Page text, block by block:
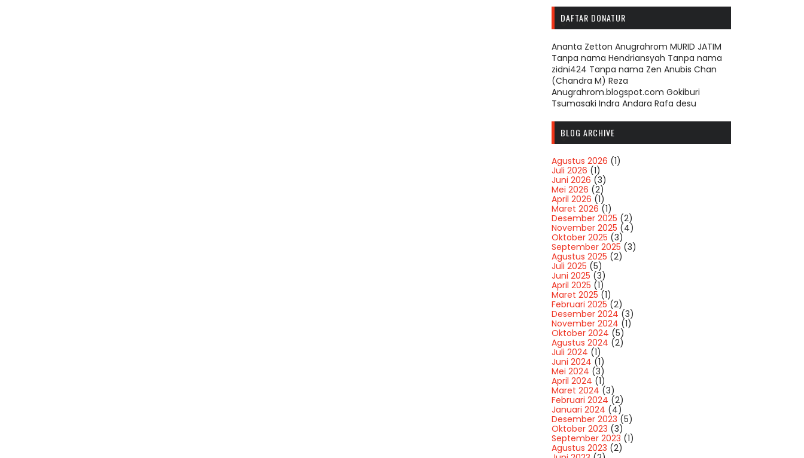
DAFTAR DONATUR
Ananta Zetton Anugrahrom MURID JATIM
Tanpa nama Hendriansyah Tanpa nama
zidni424 Tanpa nama Zen Anubis Chan
(Chandra M) Reza
Anugrahrom.blogspot.com Gokiburi
Tsumasaki Indra Andara Rafa desu
BLOG ARCHIVE
Agustus 2026 (1)
Juli 2026 (1)
Juni 2026 (3)
Mei 2026 (2)
April 2026 (1)
Maret 2026 (1)
Desember 2025 (2)
November 2025 (4)
Oktober 2025 (3)
September 2025 (3)
Agustus 2025 (2)
Juli 2025 (5)
Juni 2025 (3)
April 2025 (1)
Maret 2025 (1)
Februari 2025 (2)
Desember 2024 (3)
November 2024 (1)
Oktober 2024 (5)
Agustus 2024 (2)
Juli 2024 (1)
Juni 2024 (1)
Mei 2024 (3)
April 2024 (1)
Maret 2024 (3)
Februari 2024 (2)
Januari 2024 (4)
Desember 2023 (5)
Oktober 2023 (3)
September 2023 (1)
Agustus 2023 (2)